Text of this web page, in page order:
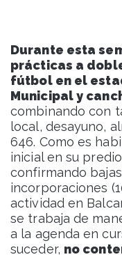
Durante esta
prácticas a
fútbol en el
Municipal y
combinando con
local, desayuno,
646. Como es
inicial en su
confirmando
incorporaciones
actividad en
se trabaja de
a la agenda en
suceder, no